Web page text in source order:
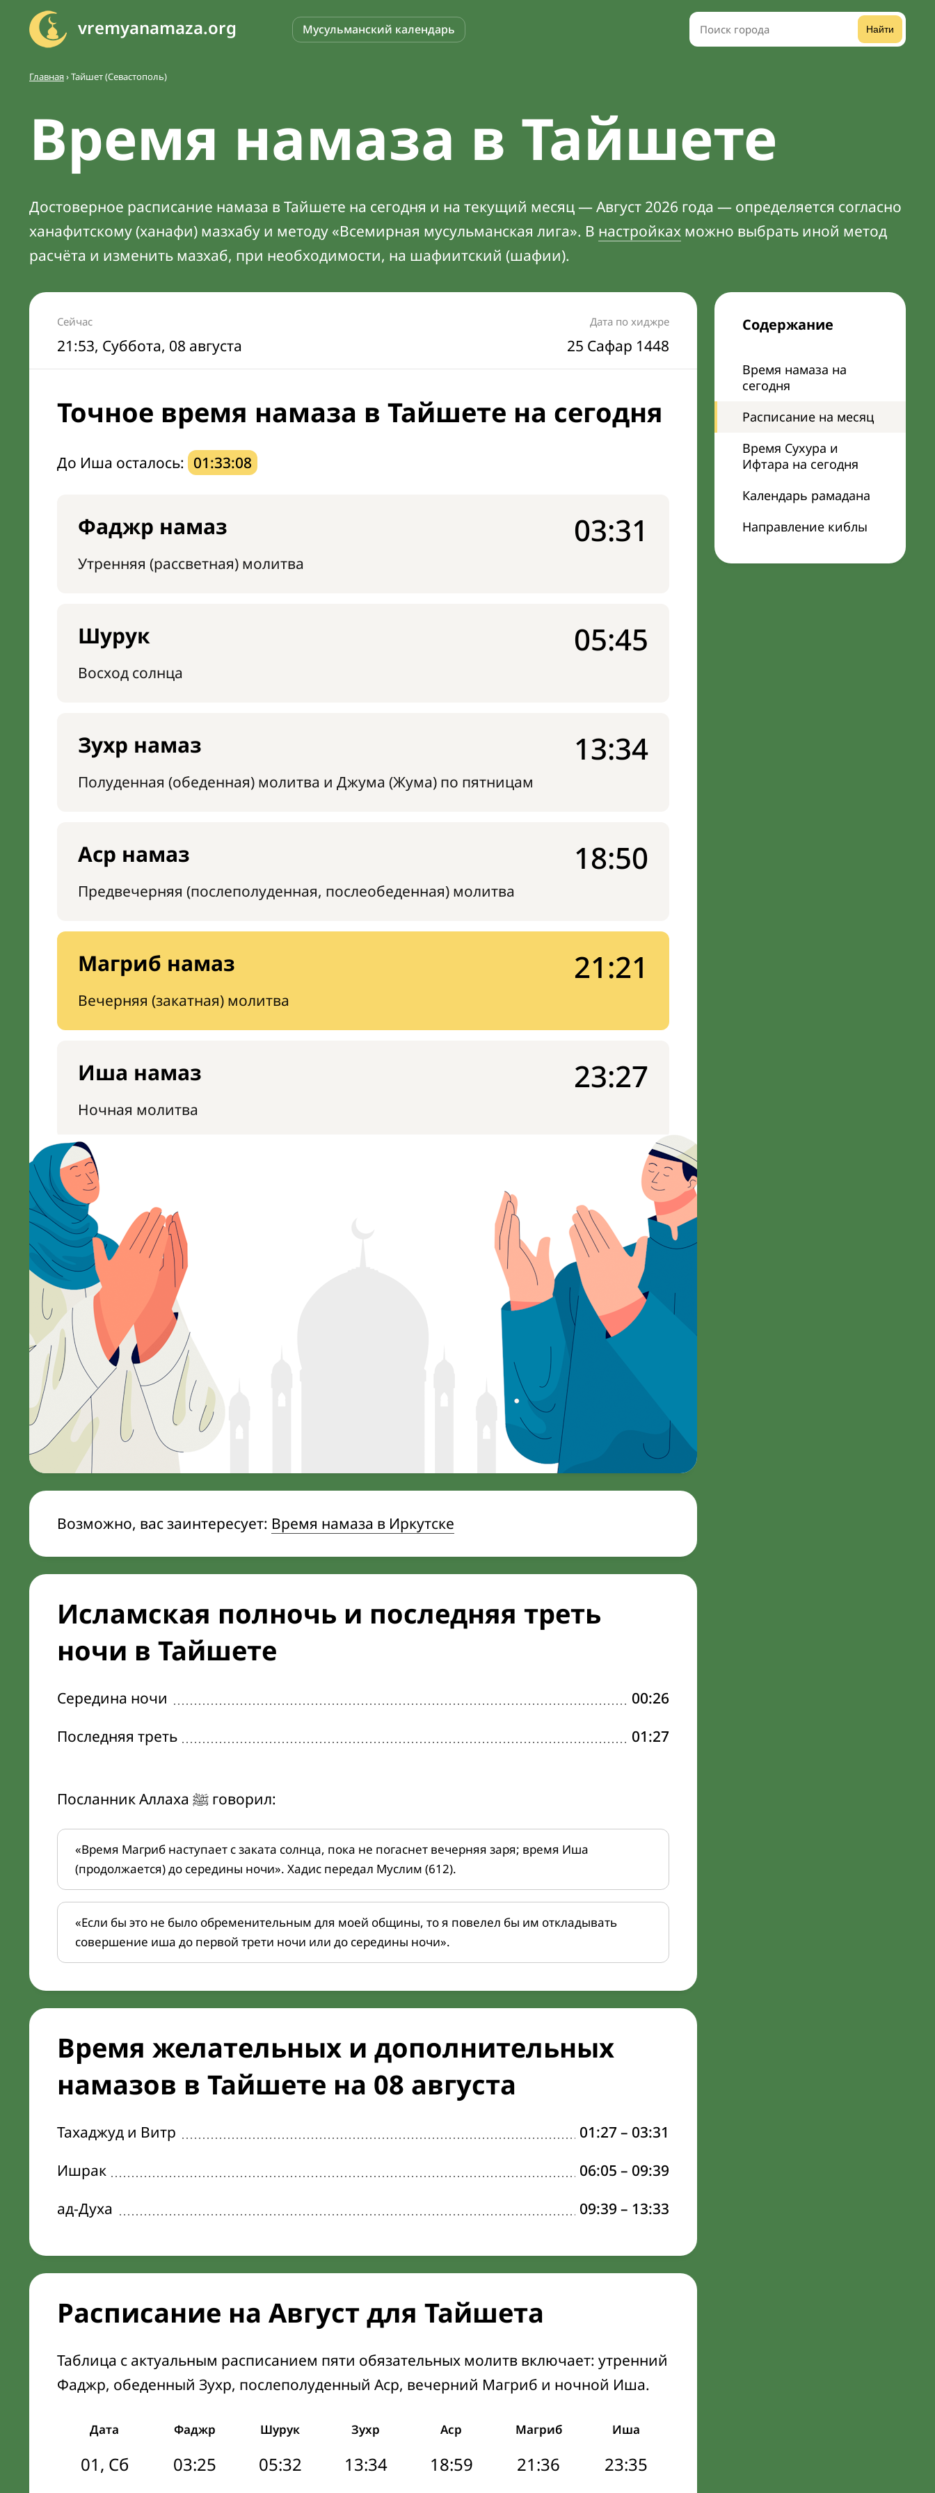
vremyanamaza.org Мусульманский календарь Найти
Главная›Тайшет (Севастополь)
Время намаза в Тайшете
Достоверное расписание намаза в Тайшете на сегодня и на текущий месяц — Август 2026 года — определяется согласно
ханафитскому (ханафи) мазхабу и методу «Всемирная мусульманская лига». В настройках можно выбрать иной метод
расчёта и изменить мазхаб, при необходимости, на шафиитский (шафии).
Содержание
Время намаза на
сегодня
Расписание на месяц
Время Сухура и
Ифтара на сегодня
Календарь рамадана
Направление киблы
Сейчас
21:53, Суббота, 08 августа
Дата по хиджре
25 Сафар 1448
Точное время намаза в Тайшете на сегодня
До Иша осталось: 01:33:07
Фаджр намаз
Утренняя (рассветная) молитва
03:31
Шурук
Восход солнца
05:45
Зухр намаз
Полуденная (обеденная) молитва и Джума (Жума) по пятницам
13:34
Аср намаз
Предвечерняя (послеполуденная, послеобеденная) молитва
18:50
Магриб намаз
Вечерняя (закатная) молитва
21:21
Иша намаз
Ночная молитва
23:27
Возможно, вас заинтересует: Время намаза в Иркутске
Исламская полночь и последняя треть
ночи в Тайшете
Середина ночи
00:26
Последняя треть
01:27
Посланник Аллаха ﷺ говорил:
«Время Магриб наступает с заката солнца, пока не погаснет вечерняя заря; время Иша
(продолжается) до середины ночи». Хадис передал Муслим (612).
«Если бы это не было обременительным для моей общины, то я повелел бы им откладывать
совершение иша до первой трети ночи или до середины ночи».
Время желательных и дополнительных
намазов в Тайшете на 08 августа
Тахаджуд и Витр 01:27– 03:31
Ишрак
06:05 – 09:39
ад-Духа
09:39 – 13:33
Расписание на Август для Тайшета
Таблица с актуальным расписанием пяти обязательных молитв включает: утренний
Фаджр, обеденный Зухр, послеполуденный Аср, вечерний Магриб и ночной Иша.
Дата Фаджр Шурук Зухр Аср Магриб Иша
01, Сб 03:25 05:32 13:34 18:59 21:36
23:35